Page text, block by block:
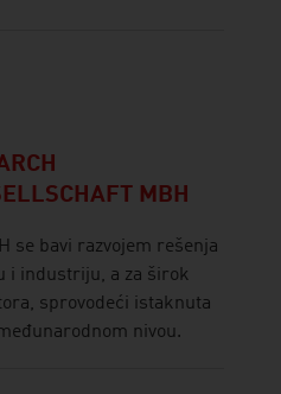
MBH
se bavi razvojem rešenja
i industriju, a za širok
sprovodeći istaknuta
nivou.